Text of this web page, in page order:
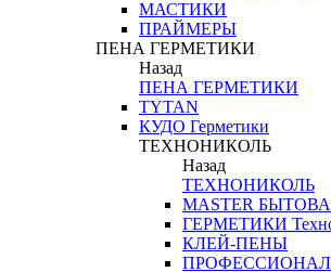
МАСТИКИ
ПРАЙМЕРЫ
ПЕНА ГЕРМЕТИКИ
Назад
ПЕНА ГЕРМЕТИКИ
TYTAN
КУДО Герметики
ТЕХНОНИКОЛЬ
Назад
ТЕХНОНИКОЛЬ
MASTER
ГЕРМЕТИКИ
КЛЕЙ-ПЕНЫ